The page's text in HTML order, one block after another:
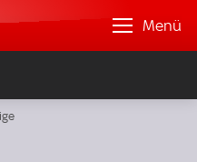
Menü